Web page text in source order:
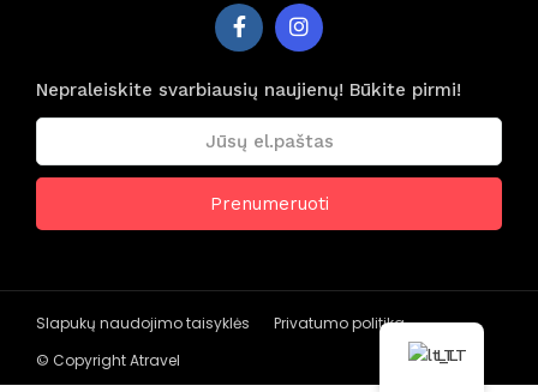
Nepraleiskite svarbiausių naujienų! Būkite pirmi!
Slapukų naudojimo taisyklės
Privatumo politika
© Copyright Atravel
LT